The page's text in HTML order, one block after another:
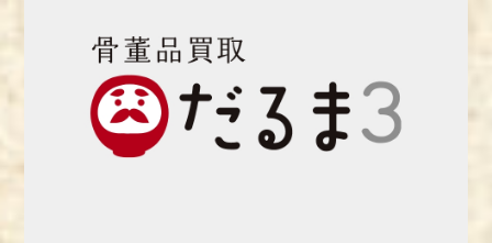
2024年の特別展「オタケ・インパクト」に
て、この「幻の作品」が初めて公開されること
になり、再評価の機会が訪れたのです。 尾竹国
観とキリシタン迫害を描いた『絵踏』 尾竹国
観は、明治から昭和にかけて活躍した日本画家